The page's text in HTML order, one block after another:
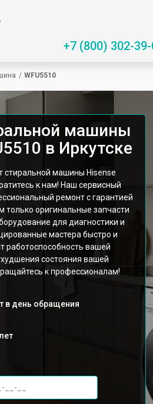
+7 (800) 302-
/ WFU5510
машины
в Иркутске
машины Hisense
к нам! Наш сервисный
ремонт с гарантией
только оригинальные запчасти
для диагностики и
мастера быстро и
работоспособность вашей
состояния вашей
к профессионалам!
в день обращения